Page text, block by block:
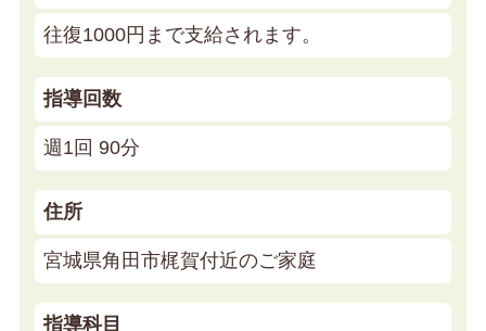
往復1000円まで支給されます。
指導回数
週1回 90分
住所
宮城県角田市梶賀付近のご家庭
指導科目